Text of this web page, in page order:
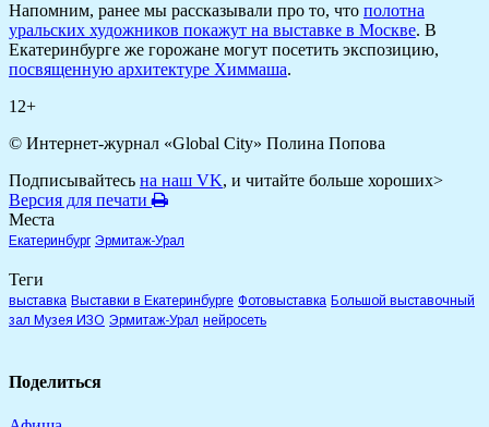
Напомним, ранее мы рассказывали про то, что полотна
уральских художников покажут на выставке в Москве. В
Екатеринбурге же горожане могут посетить экспозицию,
посвященную архитектуре Химмаша.
12+
© Интернет-журнал «Global City» Полина Попова
Подписывайтесь на наш VK, и читайте больше хороших>
Версия для печати
Места
Екатеринбург Эрмитаж-Урал
Теги
выставка Выставки в Екатеринбурге Фотовыставка Большой выставочный
зал Музея ИЗО Эрмитаж-Урал нейросеть
Поделиться